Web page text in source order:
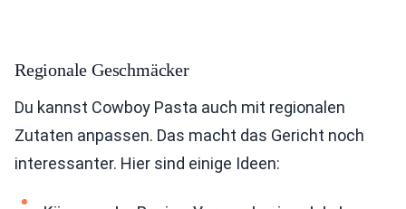
Regionale Geschmäcker
Du kannst Cowboy Pasta auch mit regionalen
Zutaten anpassen. Das macht das Gericht noch
interessanter. Hier sind einige Ideen: